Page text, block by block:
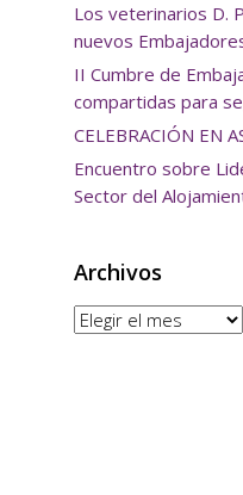
Los veterinarios D.
nuevos
II Cumbre de
compartidas para
CELEBRACIÓN EN
Encuentro sobre
Sector del
Archivos
Archivos